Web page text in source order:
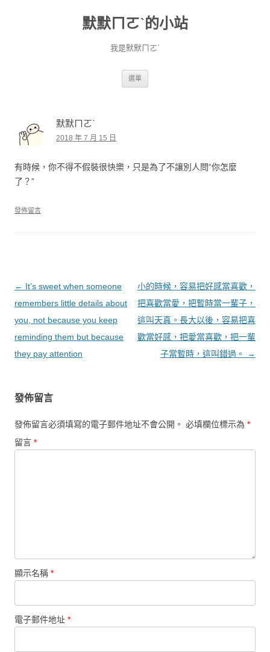
默默ㄇㄛˋ的小站
我是默默ㄇㄛˋ
選單
默默ㄇㄛˋ
2018 年 7 月 15 日
有時候，你不得不假裝很快樂，只是為了不讓別人問“你怎麼
了？”
發佈留言
文章導覽
← It’s sweet when someone
remembers little details about
you, not because you keep
reminding them but because
they pay attention
小的時候，容易把好感當喜歡，
把喜歡當愛，把暫時當一輩子，
這叫天真。長大以後，容易把喜
歡當好感，把愛當喜歡，把一輩
子當暫時，這叫錯過。
→
發佈留言
發佈留言必須填寫的電子郵件地址不會公開。 必填欄位標示為 *
留言 *
顯示名稱 *
電子郵件地址 *